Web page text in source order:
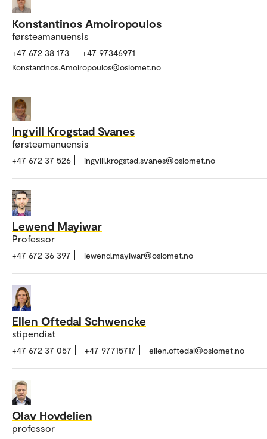
Konstantinos Amoiropoulos
førsteamanuensis
+47 672 38 173
+47 97346971
Konstantinos.Amoiropoulos@oslomet.no
Ingvill Krogstad Svanes
førsteamanuensis
+47 672 37 526 ingvill.krogstad.svanes@oslomet.no
Lewend Mayiwar
Professor
+47 672 36 397 lewend.mayiwar@oslomet.no
Ellen Oftedal Schwencke
stipendiat
+47 672 37 057 +47 97715717 ellen.oftedal@oslomet.no
Olav Hovdelien
professor